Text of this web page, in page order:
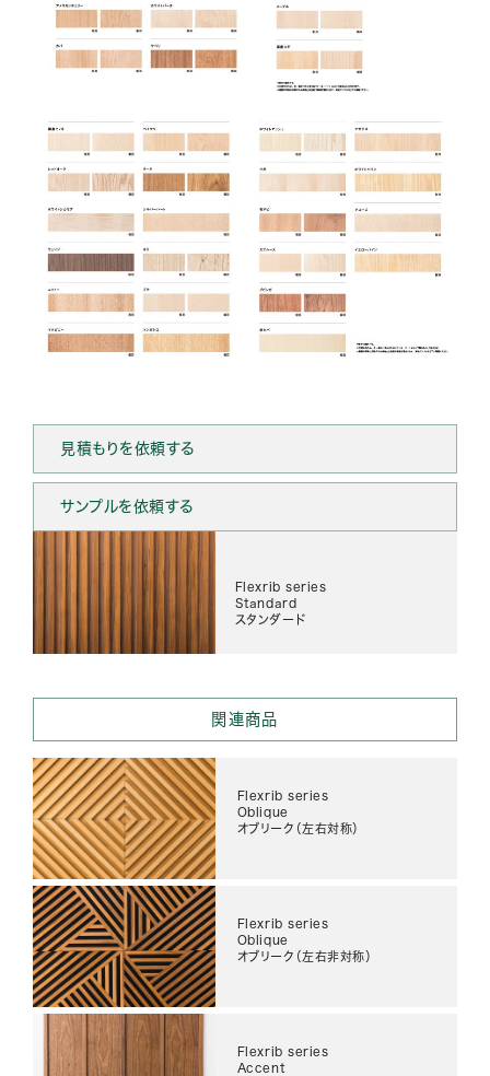
見積もりを依頼する
サンプルを依頼する
Flexrib series
Standard
スタンダード
関連商品
Flexrib series
Oblique
オブリーク（左右対称）
Flexrib series
Oblique
オブリーク（左右非対称）
Flexrib series
Accent